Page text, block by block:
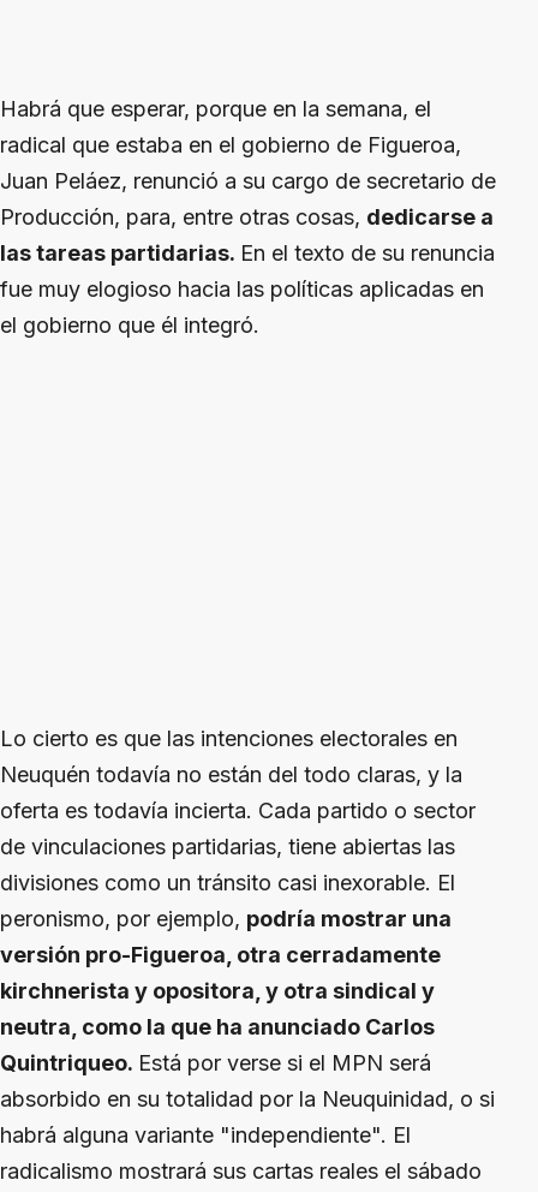
Habrá que esperar, porque en la semana, el
radical que estaba en el gobierno de Figueroa,
Juan Peláez, renunció a su cargo de secretario de
Producción, para, entre otras cosas, dedicarse a
las tareas partidarias. En el texto de su renuncia
fue muy elogioso hacia las políticas aplicadas en
el gobierno que él integró.
Lo cierto es que las intenciones electorales en
Neuquén todavía no están del todo claras, y la
oferta es todavía incierta. Cada partido o sector
de vinculaciones partidarias, tiene abiertas las
divisiones como un tránsito casi inexorable. El
peronismo, por ejemplo, podría mostrar una
versión pro-Figueroa, otra cerradamente
kirchnerista y opositora, y otra sindical y
neutra, como la que ha anunciado Carlos
Quintriqueo. Está por verse si el MPN será
absorbido en su totalidad por la Neuquinidad, o si
habrá alguna variante "independiente". El
radicalismo mostrará sus cartas reales el sábado